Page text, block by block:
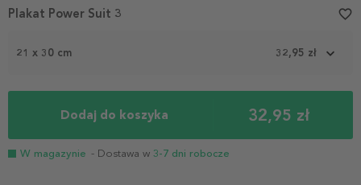
1
21 x 30 cm 32,95 zł
Dodaj do koszyka 32,95 zł
W magazynie - Dostawa w 3-7 dni robocze
Plakat Power Suit 3 favorite_border